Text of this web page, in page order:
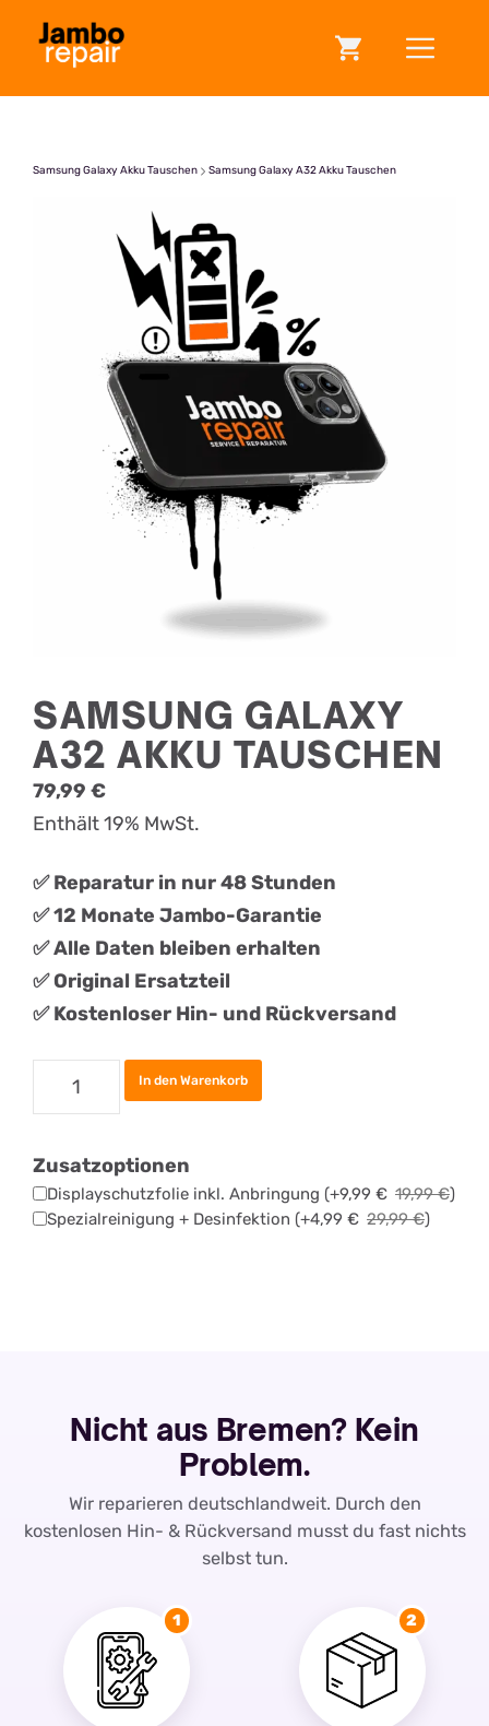
Inhalt
Samsung Galaxy Akku Tauschen Samsung Galaxy A32 Akku Tauschen
SAMSUNG GALAXY
A32 AKKU TAUSCHEN
79,99 €
Enthält 19% MwSt.
✅ Reparatur in nur 48 Stunden
✅ 12 Monate Jambo-Garantie
✅ Alle Daten bleiben erhalten
✅Original Ersatzteil
✅ Kostenloser Hin- und Rückversand
Samsung
Galaxy
Akku
Tauschen
In den Warenkorb
Zusatzoptionen
Displayschutzfolie inkl. Anbringung (+9,99 € 19,99€)
Spezialreinigung + Desinfektion (+4,99 € 29,99€)
Nicht aus Bremen? Kein
Problem.
Wir reparieren deutschlandweit. Durch den
kostenlosen Hin- & Rückversand musst du fast nichts
selbst tun.
1 2